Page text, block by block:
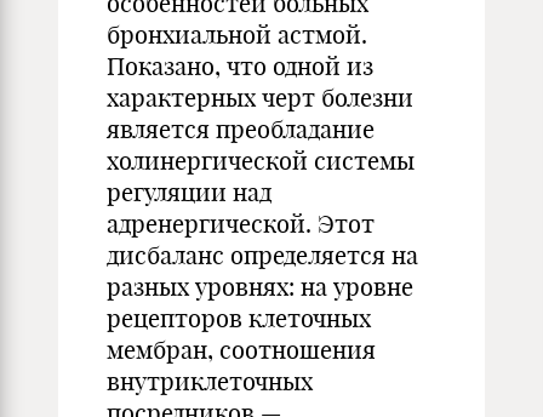
бронхиальной астмой.
Показано, что одной из
характерных черт болезни
является преобладание
холинергической системы
регуляции над
адренергической. Этот
дисбаланс определяется на
разных уровнях: на уровне
рецепторов клеточных
мембран, соотношения
внутриклеточных